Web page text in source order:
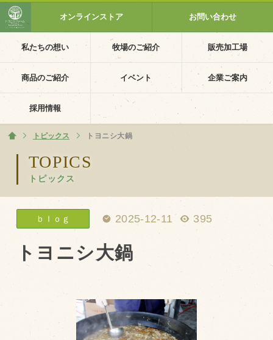
私たちの想い 牧場のご紹介 販売加工場
商品のご紹介 イベント 企業ご案内
採用情報
オンラインストア お問い合わせ
TOPICS
トピックス
ホーム
トピックス トヨニシ大鍋
ｂｌｏｇ 2025-12-11 395
トヨニシ大鍋
ホーム
私たちの想い
PV動画
イベントカレンダー
イベント一覧
採用情報
企業ご案内
会社概要・沿革
アクセス
トピックス（新着順）
お知らせ